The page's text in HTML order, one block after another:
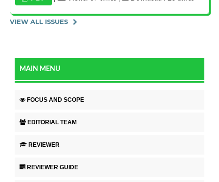
VIEW ALL ISSUES
MAIN MENU
FOCUS AND SCOPE
EDITORIAL TEAM
REVIEWER
REVIEWER GUIDE